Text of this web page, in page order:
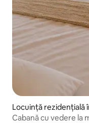
Locuință rezidențială
Cabană cu vedere la